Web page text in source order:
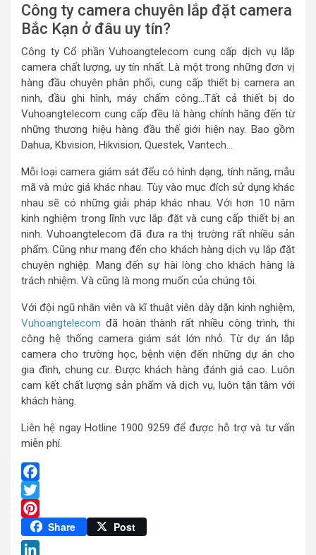
Công ty camera chuyên lắp đặt camera
Bắc Kạn ở đâu uy tín?
Công ty Cổ phần Vuhoangtelecom cung cấp dịch vụ lắp
camera chất lượng, uy tín nhất. Là một trong những đơn vị
hàng đầu chuyên phân phối, cung cấp thiết bị camera an
ninh, đầu ghi hình, máy chấm công…Tất cả thiết bị do
Vuhoangtelecom cung cấp đều là hàng chính hãng đến từ
những thương hiệu hàng đầu thế giới hiện nay. Bao gồm
Dahua, Kbvision, Hikvision, Questek, Vantech…
Mỗi loại camera giám sát đểu có hình dạng, tính năng, mẫu
mã và mức giá khác nhau. Tùy vào mục đích sử dụng khác
nhau sẽ có những giải pháp khác nhau. Với hơn 10 năm
kinh nghiệm trong lĩnh vực lắp đặt và cung cấp thiết bị an
ninh. Vuhoangtelecom đã đưa ra thị trường rất nhiều sản
phẩm. Cũng như mang đến cho khách hàng dịch vụ lắp đặt
chuyên nghiệp. Mang đến sự hài lòng cho khách hàng là
trách nhiệm. Và cũng là mong muốn của chúng tôi.
Với đội ngũ nhân viên và kĩ thuật viên dày dặn kinh nghiệm,
Vuhoangtelecom đã hoàn thành rất nhiều công trình, thi
công hệ thống camera giám sát lớn nhỏ. Từ dự án lắp
camera cho trường học, bệnh viện đến những dự án cho
gia đình, chung cư…Được khách hàng đánh giá cao. Luôn
cam kết chất lượng sản phẩm và dịch vụ, luôn tận tâm với
khách hàng.
Liên hệ ngay Hotline 1900 9259 để được hỗ trợ và tư vấn
miễn phí.
Facebook
Twitter
Pinterest
Share Post